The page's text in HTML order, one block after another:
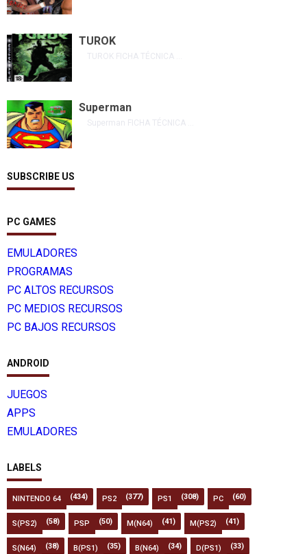
TUROK
TUROK FICHA TÉCNICA ...
Superman
Superman FICHA TÉCNICA ...
SUBSCRIBE US
PC GAMES
EMULADORES
PROGRAMAS
PC ALTOS RECURSOS
PC MEDIOS RECURSOS
PC BAJOS RECURSOS
ANDROID
JUEGOS
APPS
EMULADORES
LABELS
NINTENDO 64 (434) PS2 (377) PS1 (308) PC (60)
S(PS2) (58) PSP (50) M(N64) (41) M(PS2) (41)
S(N64) (38) B(PS1) (35) B(N64) (34) D(PS1) (33)